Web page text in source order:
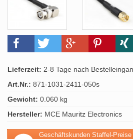
Lieferzeit: 2-8 Tage nach
Art.Nr.: 871-1031-2411-050s
Gewicht: 0.060 kg
Hersteller: MCE Mauritz Electronics
Geschäftskunden Staffel-Preise